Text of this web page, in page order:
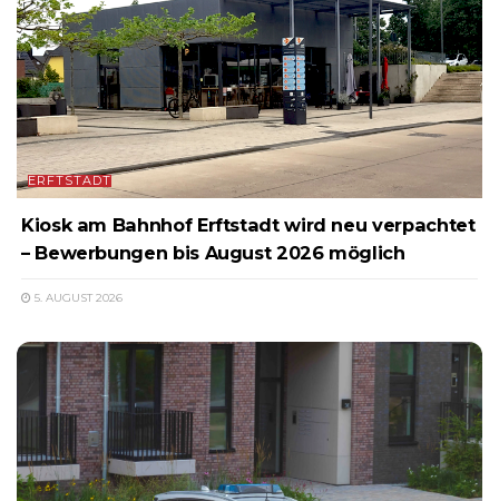
ERFTSTADT
Kiosk am Bahnhof Erftstadt wird neu verpachtet
– Bewerbungen bis August 2026 möglich
5. AUGUST 2026